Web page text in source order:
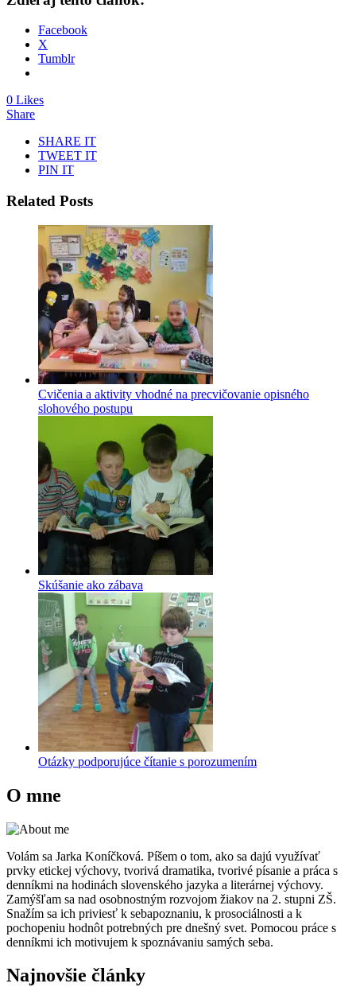
Facebook
X
Tumblr
0 Likes
Share
SHARE IT
TWEET IT
PIN IT
Related Posts
Cvičenia a aktivity vhodné na precvičovanie opisného
slohového postupu
Skúšanie ako zábava
Otázky podporujúce čítanie s porozumením
O mne
Volám sa Jarka Koníčková. Píšem o tom, ako sa dajú využívať
prvky etickej výchovy, tvorivá dramatika, tvorivé písanie a práca s
denníkmi na hodinách slovenského jazyka a literárnej výchovy.
Zamýšľam sa nad osobnostným rozvojom žiakov na 2. stupni ZŠ.
Snažím sa ich priviesť k sebapoznaniu, k prosociálnosti a k
pochopeniu hodnôt potrebných pre dnešný svet. Pomocou práce s
denníkmi ich motivujem k spoznávaniu samých seba.
Najnovšie články